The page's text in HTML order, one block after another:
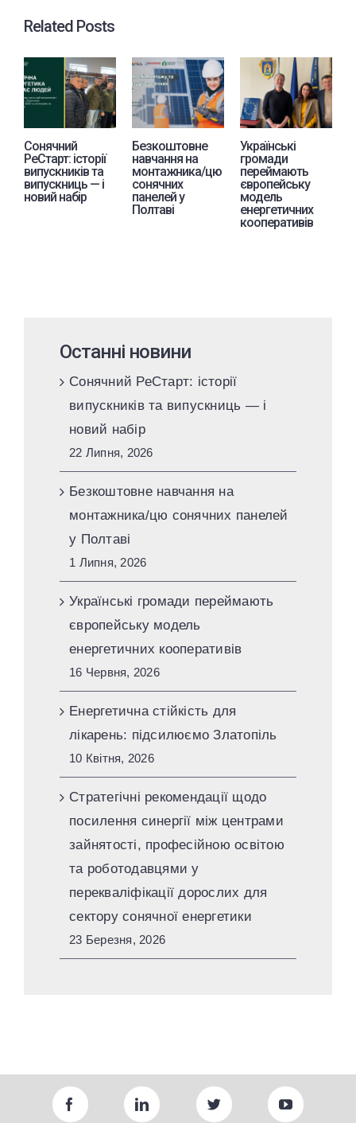
Related Posts
Сонячний
РеСтарт: історії
випускників та
випускниць — і
новий набір
Безкоштовне
навчання на
монтажника/цю
сонячних
панелей у
Полтаві
Українські
громади
переймають
європейську
модель
енергетичних
кооперативів
Останні новини
Сонячний РеСтарт: історії
випускників та випускниць — і
новий набір
22 Липня, 2026
Безкоштовне навчання на
монтажника/цю сонячних панелей
у Полтаві
1 Липня, 2026
Українські громади переймають
європейську модель
енергетичних кооперативів
16 Червня, 2026
Енергетична стійкість для
лікарень: підсилюємо Златопіль
10 Квітня, 2026
Стратегічні рекомендації щодо
посилення синергії між центрами
зайнятості, професійною освітою
та роботодавцями у
перекваліфікації дорослих для
сектору сонячної енергетики
23 Березня, 2026